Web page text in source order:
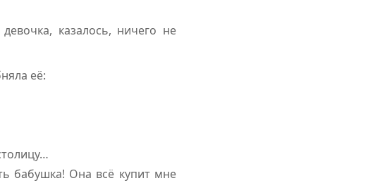
казалось, ничего не
её:
бабушка! Она всё купит мне